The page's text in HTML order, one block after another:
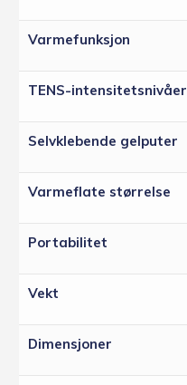
Varmefunksjon
TENS-intensitetsnivåer
Selvklebende gelputer
Varmeflate størrelse
Portabilitet
Vekt
Dimensjoner